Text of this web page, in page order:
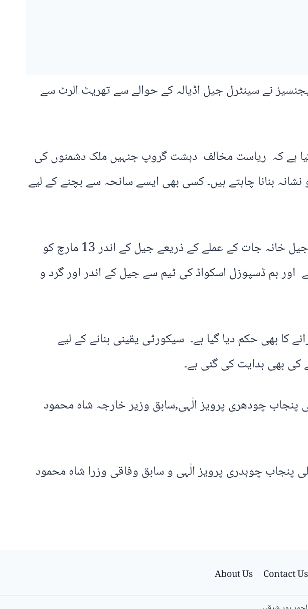
نے سینٹرل جیل اڈیالہ کے حوالے سے تھریٹ الرٹ سے
ہے کہ ریاست مخالف دہشت گروپ جنہیں ملک دشمنوں کی
بنانا چاہتے ہیں۔ کسی بھی ایسے سانحہ سے بچنے کے لیے
ذرائع کے مطابق محکمہ داخلہ نے اسپیشل برانچ ،انٹیلجنس بیورو اور محکمہ جیل خانہ جات کے عملے کے ذریعے جیل کے اندر 13 مارچ کو
اور بم ڈسپوزل اسکواڈ کی ٹیم سے جیل کے اندر اور گرد و
کا بھی حکم دیا گیا ہے۔ سیکورٹی یقینی بنانے کے لیے
کی بھی ہدایت کی گئی ہے۔
پنجاب چودھری پرویز الٰہی,سابق وزیر خارجہ شاہ محمود
پنجاب چوہدری پرویز الٰہی و سابق وفاقی وزرا شاہ محمود
Contact Us
About Us